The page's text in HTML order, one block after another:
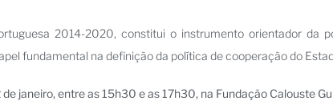
2014-2020, constitui o instrumento orientador da
fundamental na definição da política de cooperação do
janeiro, entre as 15h30 e as 17h30, na Fundação Calouste